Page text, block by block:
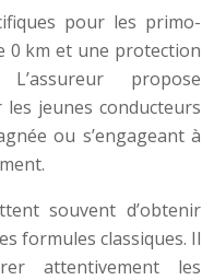
pour les primo-
0 km et une protection
propose
jeunes conducteurs
ou s’engageant à
souvent d’obtenir
formules classiques. Il
attentivement les